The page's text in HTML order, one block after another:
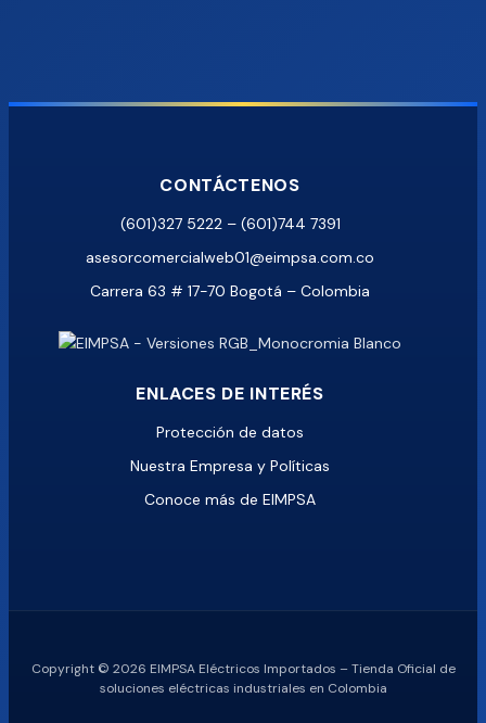
CONTÁCTENOS
(601)327 5222 – (601)744 7391
asesorcomercialweb01@eimpsa.com.co
Carrera 63 # 17-70 Bogotá – Colombia
ENLACES DE INTERÉS
Protección de datos
Nuestra Empresa y Políticas
Conoce más de EIMPSA
Copyright © 2026 EIMPSA Eléctricos Importados – Tienda Oficial de
soluciones eléctricas industriales en Colombia